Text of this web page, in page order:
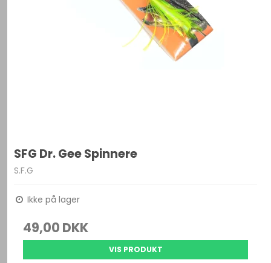
SFG Dr. Gee Spinnere
S.F.G
Ikke på lager
49,00 DKK
VIS PRODUKT